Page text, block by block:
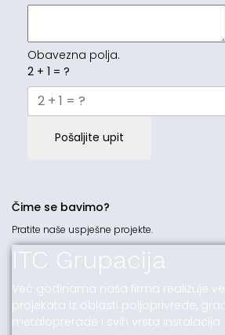
Obavezna polja.
2 + 1 = ?
Pošaljite upit
Čime se bavimo?
Pratite naše uspješne projekte.
ITC Grupacija
Već godinama naša firma realizuje
projekata iz oblasti poljoprivrede,
metaloprerade i svih vrsta instalacija.